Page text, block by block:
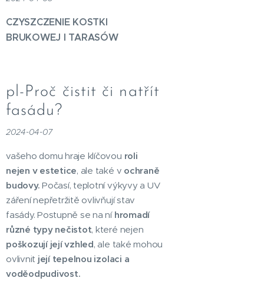
CZYSZCZENIE KOSTKI
BRUKOWEJ I TARASÓW
pl-Proč čistit či natřít
fasádu?
2024-04-07
vašeho domu hraje klíčovou roli
nejen v estetice, ale také v ochraně
budovy. Počasí, teplotní výkyvy a UV
záření nepřetržitě ovlivňují stav
fasády. Postupně se na ní hromadí
různé typy nečistot, které nejen
poškozují její vzhled, ale také mohou
ovlivnit její tepelnou izolaci a
voděodpudivost.